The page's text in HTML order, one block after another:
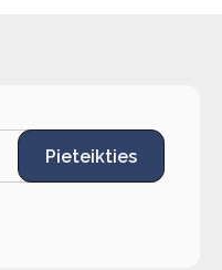
Pieteikties